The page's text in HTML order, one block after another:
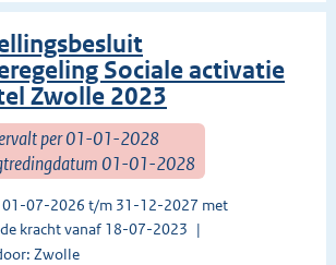
Sociale activatie
Zwolle 2023
per 01-01-2028
01-01-2028
01-07-2026 t/m 31-12-2027 met
kracht vanaf 18-07-2023
Zwolle